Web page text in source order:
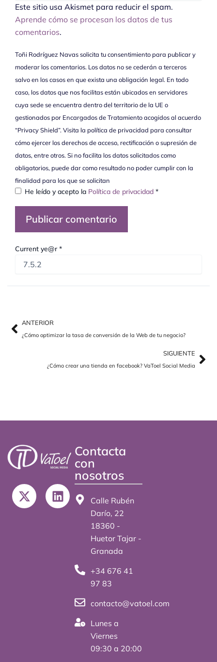
Este sitio usa Akismet para reducir el spam.
Aprende cómo se procesan los datos de tus
comentarios.
Toñi Rodríguez Navas solicita tu consentimiento para publicar y
moderar los comentarios. Los datos no se cederán a terceros
salvo en los casos en que exista una obligación legal. En todo
caso, los datos que nos facilitas están ubicados en servidores
cuya sede se encuentra dentro del territorio de la UE o
gestionados por Encargados de Tratamiento acogidos al acuerdo
“Privacy Shield”. Visita la política de privacidad para consultar
cómo ejercer los derechos de acceso, rectificación o supresión de
datos, entre otros. Si no facilita los datos solicitados como
obligatorios, puede dar como resultado no poder cumplir con la
finalidad para los que se solicitan
He leído y acepto la Política de privacidad *
Current ye@r*
AntANTERIOR
¿Cómo optimizar la tasa de conversión de la Web de tu negocio?
SIGUIENTE
¿Cómo crear una tienda en facebook? VaToel Social Media
X
-
L
i
Contacta
con
nosotros
Calle Rubén
Darío, 22
18360 -
Huetor Tajar -
Granada
+34 676 41
97 83
contacto@vatoel.com
Lunes a
Viernes
09:30 a 20:00